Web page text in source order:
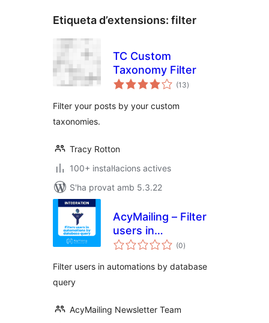
Etiqueta d’extensions: filter
TC Custom
Taxonomy Filter
(13puntuacions
totals
)
Filter your posts by your custom
taxonomies.
Tracy Rotton
100+ instal·lacions actives
S'ha provat amb 5.3.22
AcyMailing – Filter
users in
automations by
(0puntuacions
totals
)
Filter users in automations by database
query
AcyMailing Newsletter Team